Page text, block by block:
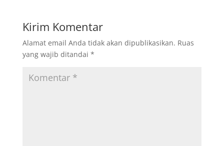
Kirim Komentar
Alamat email Anda tidak akan dipublikasikan. Ruas
yang wajib ditandai *